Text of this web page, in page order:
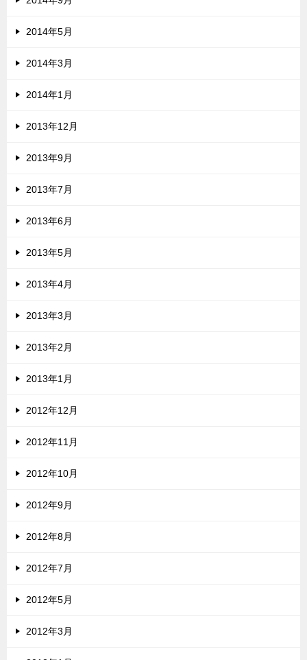
2014年5月
2014年3月
2014年1月
2013年12月
2013年9月
2013年7月
2013年6月
2013年5月
2013年4月
2013年3月
2013年2月
2013年1月
2012年12月
2012年11月
2012年10月
2012年9月
2012年8月
2012年7月
2012年5月
2012年3月